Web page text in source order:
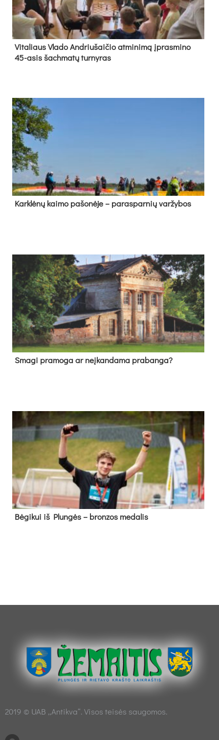
Vi­ta­liaus Vla­do And­riu­šai­čio at­mi­ni­mą įpras­mi­no
45-asis šach­ma­tų tur­ny­ras
Kark­lė­nų kai­mo pa­šo­nė­je – pa­ras­par­nių var­žy­bos
Sma­gi pra­mo­ga ar neį­kan­da­ma pra­ban­ga?
Bė­gi­kui iš Plun­gės – bron­zos me­da­lis
2019 © UAB „Antikva“. Visos teisės saugomos.